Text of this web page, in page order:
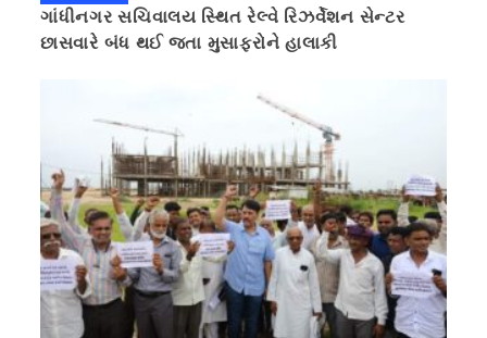
ગાંધીનગર સચિવાલય સ્થિત રેલ્વે રિઝર્વેશન સેન્ટર
છાસવારે બંધ થઈ જતા મુસાફરોને હાલાકી